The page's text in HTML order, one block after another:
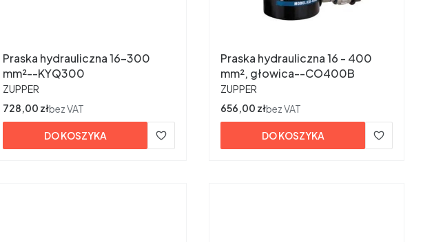
Praska hydrauliczna 16-300
mm²--KYQ300
PRODUCENT
ZUPPER
Cena
728,00 złbez VAT
DO KOSZYKA
Praska hydrauliczna 16 - 400
mm², głowica--CO400B
PRODUCENT
ZUPPER
Cena
656,00 złbez VAT
DO KOSZYKA